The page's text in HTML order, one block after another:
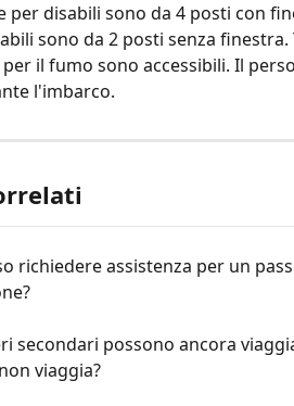
per disabili sono da 4 posti con
sono da 2 posti senza
il fumo sono accessibili. Il
l'imbarco.
richiedere assistenza per un
secondari possono ancora
viaggia?